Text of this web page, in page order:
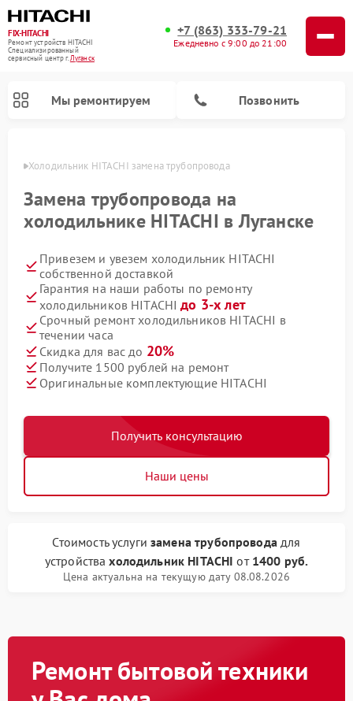
FIX-HITACHI
Ремонт устройств HITACHI
Специализированный
cервисный центр г.Луганск
+7 (863) 333-79-21
Ежедневно с 9:00 до 21:00
Мы ремонтируем Позвонить
Холодильник HITACHI замена трубопровода
Замена трубопровода на
холодильнике HITACHI в Луганске
Привезем и увезем холодильник HITACHI
собственной доставкой
Гарантия на наши работы по ремонту
холодильников HITACHIдо 3-х лет
Срочный ремонт холодильников HITACHI в
течении часа
Скидка для вас до 20%
Получите 1500 рублей на ремонт
Оригинальные комплектующие HITACHI
Получить консультацию
Наши цены
Стоимость услугизамена трубопроводадля
устройствахолодильник HITACHI от 1400 руб.
Цена актуальна на текущую дату 08.08.2026
Ремонт бытовой техники